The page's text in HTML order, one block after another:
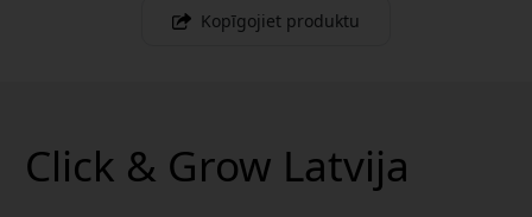
Kopīgojiet produktu
Click & Grow Latvija